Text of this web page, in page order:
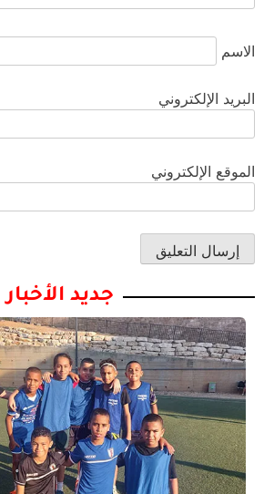
الاسم
البريد الإلكتروني
الموقع الإلكتروني
جديد الأخبار